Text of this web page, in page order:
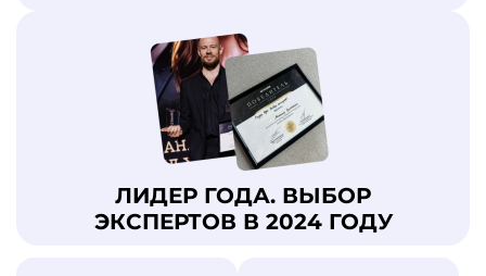
ЛИДЕР ГОДА. ВЫБОР
ЭКСПЕРТОВ В 2024 ГОДУ